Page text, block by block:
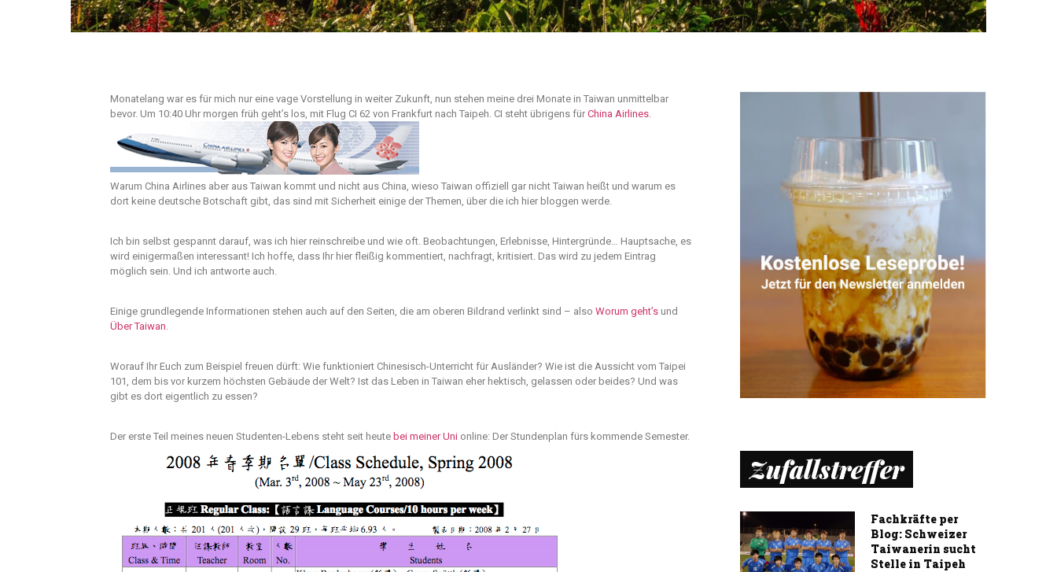
Monatelang war es für mich nur eine vage Vorstellung in weiter Zukunft, nun stehen meine drei Monate in Taiwan unmittelbar
bevor. Um 10:40 Uhr morgen früh geht’s los, mit Flug CI 62 von Frankfurt nach Taipeh. CI steht übrigens für China Airlines.
Warum China Airlines aber aus Taiwan kommt und nicht aus China, wieso Taiwan offiziell gar nicht Taiwan heißt und warum es
dort keine deutsche Botschaft gibt, das sind mit Sicherheit einige der Themen, über die ich hier bloggen werde.
Ich bin selbst gespannt darauf, was ich hier reinschreibe und wie oft. Beobachtungen, Erlebnisse, Hintergründe… Hauptsache, es
wird einigermaßen interessant! Ich hoffe, dass Ihr hier fleißig kommentiert, nachfragt, kritisiert. Das wird zu jedem Eintrag
möglich sein. Und ich antworte auch.
Einige grundlegende Informationen stehen auch auf den Seiten, die am oberen Bildrand verlinkt sind – also Worum geht’s und
Über Taiwan.
Worauf Ihr Euch zum Beispiel freuen dürft: Wie funktioniert Chinesisch-Unterricht für Ausländer? Wie ist die Aussicht vom Taipei
101, dem bis vor kurzem höchsten Gebäude der Welt? Ist das Leben in Taiwan eher hektisch, gelassen oder beides? Und was
gibt es dort eigentlich zu essen?
Der erste Teil meines neuen Studenten-Lebens steht seit heute bei meiner Uni online: Der Stundenplan fürs kommende Semester.
Zufallstreffer
Fachkräfte per
Blog: Schweizer
Taiwanerin sucht
Stelle in Taipeh